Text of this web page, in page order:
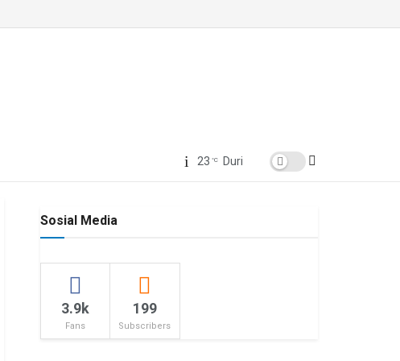
23 °C Duri
Sosial Media
3.9k
Fans
199
Subscribers